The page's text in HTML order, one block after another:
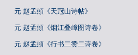
元 赵孟頫《天冠山诗帖》
元 赵孟頫《烟江叠嶂图诗卷》
元 赵孟頫《行书二赞二诗卷》